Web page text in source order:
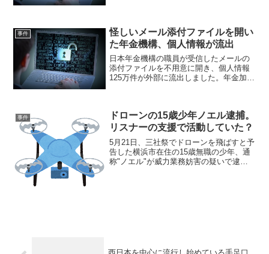
事件
怪しいメール添付ファイルを開い
た年金機構、個人情報が流出
日本年金機構の職員が受信したメールの
添付ファイルを不用意に開き、個人情報
125万件が外部に流出しました。年金加入
事件
ドローンの15歳少年ノエル逮捕。
リスナーの支援で活動していた？
5月21日、三社祭でドローンを飛ばすと予
告した横浜市在住の15歳無職の少年、通
称"ノエル"が威力業務妨害の疑いで逮捕